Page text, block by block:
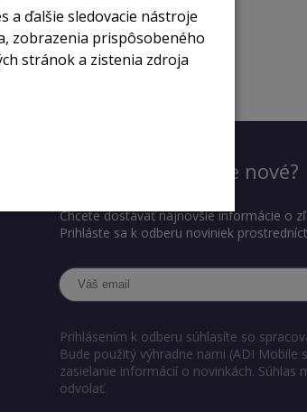
auth_login
Chcete vedieť, čo je nové?
Chcete dostávať najnovšie informácie o
Prihláste sa k odberu noviniek
Prihlásením k odberu súhlasíte so
Bude použitý výhradne nami (ADI Mobile
zasielanie informácií o novinkách. Súhlas
odvolať.
a ďalšie sledovacie nástroje
zobrazenia prispôsobeného
stránok a zistenia zdroja